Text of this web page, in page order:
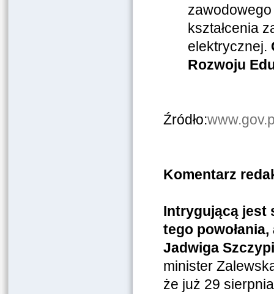
kształcenia
elektrycznej.
Rozwoju
Źródło:
Komentarz
Intrygującą jest
tego
Jadwiga
minister
że już 29